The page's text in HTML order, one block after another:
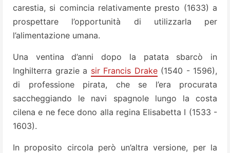
carestia, si comincia relativamente presto (1633) a
prospettare l’opportunità di utilizzarla per
l’alimentazione umana.
Una ventina d’anni dopo la patata sbarcò in
Inghilterra grazie a sir Francis Drake(1540 - 1596),
di professione pirata, che se l’era procurata
saccheggiando le navi spagnole lungo la costa
cilena e ne fece dono alla regina Elisabetta I (1533 -
1603).
In proposito circola però un’altra versione, per la